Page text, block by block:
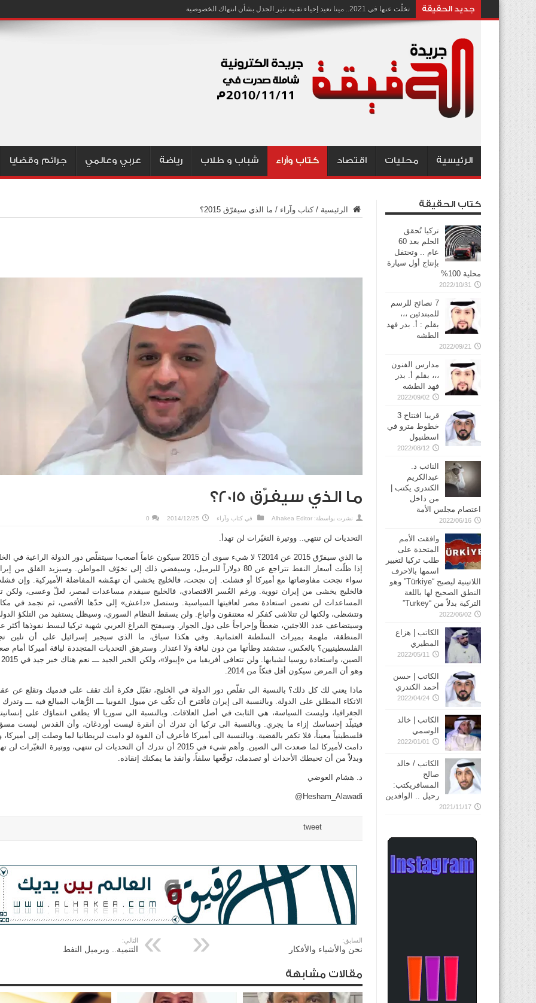
جديد الحقيقة تخلّت عنها في 2021.. ميتا تعيد إحياء تقنية تثير الجدل بشأن انتهاك الخصوصية
الرئيسية محليات اقتصاد كتاب وآراء شباب و طلاب رياضة عربي وعالمي جرائم وقضايا
الرئيسية / كتاب وآراء / ما الذي سيفرّق 2015؟
ما الذي سيفرّق 2015؟
نشرت بواسطة: Alhakea Editor في كتاب وآراء 2014/12/25
0
التحديات لن تنتهي.. ووتيرة التغيّرات لن تهدأ.
ما الذي سيفرّق 2015 عن 2014؟ لا شيء سوى أن 2015 سيكون عاماً أصعب! سيتقلّص دور الدولة الراعية في
إذا ظلّت أسعار النفط تتراجع عن 80 دولاراً للبرميل، وسيفضي ذلك إلى تخوّف المواطن. وسيزيد القلق من
سواء نجحت مفاوضاتها مع أميركا أو فشلت. إن نجحت، فالخليج يخشى أن تهمّشه المفاضلة الأميركية. وإن
فالخليج يخشى من إيران نووية. ورغم العُسر الاقتصادي، فالخليج سيقدم مساعدات لمصر، لعلّ وعسى، ولكن
المساعدات لن تضمن استعادة مصر لعافيتها السياسية. وستصل «داعش» إلى حدّها الأقصى، ثم تجمد في
وتتشظى، ولكنها لن تتلاشى كفكر له معتنقون وأتباع. ولن يسقط النظام السوري، وسيظل يستفيد من التلكؤ
وسيتضاعف عدد اللاجئين، ضغطاً وإحراجاً على دول الجوار. وسيفتح الفراغ العربي شهية تركيا لبسط نفوذها أكثر
المنطقة، ملهمة بميراث السلطنة العثمانية. وفي هكذا سياق، ما الذي سيجبر إسرائيل على أن تلين
الفلسطينيين؟ بالعكس، ستشتد وطأتها من دون لباقة ولا اعتذار. وسترهق التحديات المتجددة لياقة أميركا أمام
الصين،
وهو أن المرض سيكون أقل فتكاً من 2014.
ماذا يعني لك كل ذلك؟ بالنسبة الى تقلّص دور الدولة في الخليج، تقبّل فكرة أنك تقف على قدميك وتقلع عن
الاتكاء المطلق على الدولة. وبالنسبة الى إيران فأقترح أن تكُف عن ميول الفوبيا ـــ الرُّهاب المبالغ فيه ـــ
الجغرافيا، وليست السياسة، هي الثابت في أصل العلاقات. وبالنسبة الى سوريا ألا يطغى انتماؤك على
فيتبلّد إحساسك إزاء ما يجري. وبالنسبة الى تركيا أن تدرك أن أنقرة ليست أوردغان، وأن القدس ليست
فلسطينياً معيناً، فلا تكفر بالقضية. وبالنسبة الى أميركا فأعرف أن القوة لو دامت لبريطانيا لما وصلت إلى أميركا،
دامت لأميركا لما صعدت الى الصين. وأهم شيء في 2015 أن تدرك أن التحديات لن تنتهي، ووتيرة التغيّرات لن
وبدلاً من أن تحبطك الأحداث أو تصدمك، توقّعها سلفاً، وأنقذ ما يمكنك إنقاذه.
د. هشام العوضي
Hesham_Alawadi@
tweet
السابق:
نحن والأشياء والأفكار
التالي:
التنمية.. وبرميل النفط
مقالات مشابهة
كتاب الحقيقة
تركيا تُحقق
الحلم بعد 60
عام .. وتحتفل
بإنتاج أول سيارة
محلية 100%
2022/10/31
7 نصائح للرسم
للمبتدئين ،،،
بقلم : أ. بدر فهد
الطشه
2022/09/21
مدارس الفنون
،،، بقلم أ. بدر
فهد الطشه
2022/09/02
قريبا افتتاح 3
خطوط مترو في
2022/08/12
النائب د.
عبدالكريم
الكندري يكتب |
من داخل
اعتصام مجلس الأمة
2022/06/16
وافقت الأمم
المتحدة على
طلب تركيا لتغيير
اسمها بالاحرف
اللاتينية ليصبح “Türkiye” وهو
النطق الصحيح لها باللغة
التركية بدلاً من “Turkey”
2022/06/02
الكاتب | هزاع
المطيري
2022/05/11
الكاتب | حسن
أحمد الكندري
2022/04/24
الكاتب | خالد
الوسمي
2022/01/01
الكاتب / خالد
صالح
المسافريكتب:
رحيل .. الوافدين
2021/11/17